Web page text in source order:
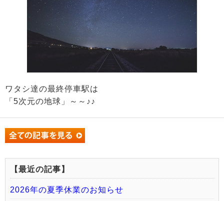
ワタシ達の最終停車駅は
「5次元の地球」～～♪♪
【最近の記事】
2026年の夏季休業のお知らせ